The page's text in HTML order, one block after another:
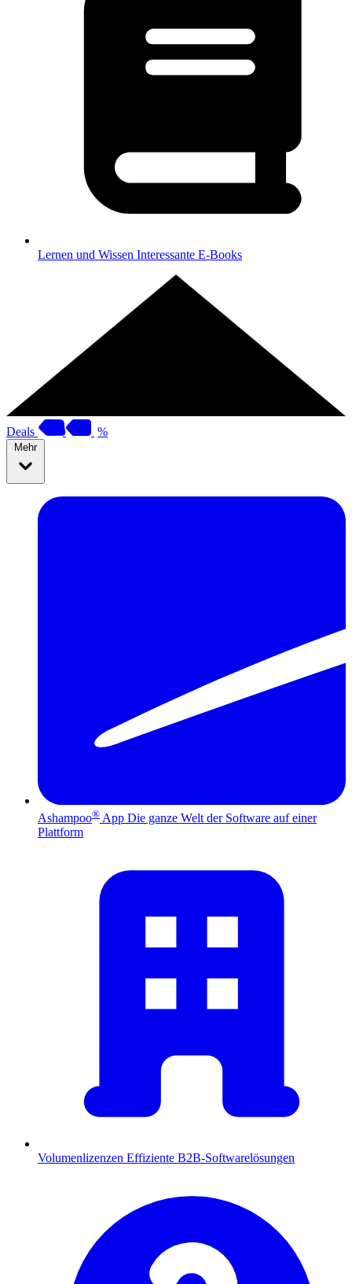
Lernen und Wissen Interessante E-Books
Deals %
Mehr
Ashampoo® App Die ganze Welt der Software auf einer
Plattform
Volumenlizenzen Effiziente B2B-Softwarelösungen